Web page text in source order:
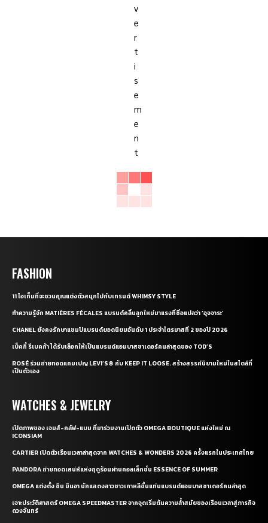
FASHION
11 ไอเท็มที่จะชวนคุณแต่งตัวสนุกไปกับเทรนด์ WHIMSY STYLE
ทำความรู้จัก MATIÈRES FÉCALES แบรนด์คลื่นลูกใหม่มาแรงที่ชื่อแปลว่า ‘อุจจาระ’
CHANEL ยังคงรักษาแชมป์แบรนด์ยอดนิยมอันดับ 1 ประจำไตรมาสที่ 2 ของปี 2026
เบ็คกี้ รีเบคก้า ได้รับเลือกให้เป็นแบรนด์แอมบาสซาเดอร์คนล่าสุดของ TOD’S
ROSÉ ร่วมถ่ายทอดแคมเปญ LEVI’S® กับ KEEP IT LOOSE. สร้างสรรค์นิยามใหม่ในสไตล์ที่
เป็นตัวเอง
WATCHES & JEWELRY
เปิดภาพของ เจมส์-กลัฟ-แบม ที่มาร่วมงานเปิดตัว OMEGA BOUTIQUE แห่งใหม่ ณ
ICONSIAM
CARTIER เปิดตัวเรือนเวลาล่าสุดจาก WATCHES & WONDERS 2026 ครั้งแรกในประเทศไทย
PANDORA ถ่ายทอดเสน่ห์แห่งฤดูร้อนผ่านคอลเล็กชั่น ESSENCE OF SUMMER
OMEGA แต่งตั้ง ชิน มินอา นักแสดงสาวชาวเกาหลีขึ้นแท่นแบรนด์แอมบาสซาเดอร์คนล่าสุด
เจาะประวัติศาสตร์ OMEGA SPEEDMASTER จากจุดเริ่มต้นความล้ำสมัยของเรือนเวลาสู่ภารกิจ
ดวงจันทร์